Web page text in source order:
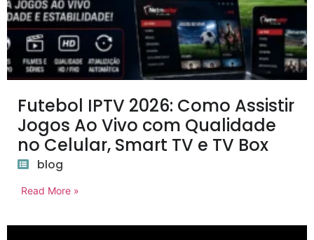
Futebol IPTV 2026: Como Assistir
Jogos Ao Vivo com Qualidade
no Celular, Smart TV e TV Box
blog
Read More »